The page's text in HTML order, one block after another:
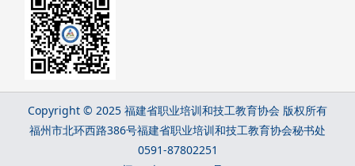
Copyright © 2025 福建省职业培训和技工教育协会 版权所有
福州市北环西路386号福建省职业培训和技工教育协会秘书处
0591-87802251